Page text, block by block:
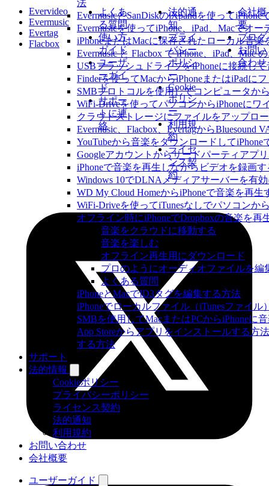
法
EvermusicとSanDiskのiXpandを使って
Evermusicを使ってiPhone、iPad、Macでオ
iPhoneまたはMacに保存されたローカル音楽
Evermusic と Flacbox で iPhone、iPad、
USBフラッシュドライブをiPhoneに接続し
Finderを使ってMacからiPhoneまたはiPadに
SMBプロトコルを使用してコンピュータか
WiFi-Driveを使ってパソコンからiPhoneに
クラウドストレージにファイルをアップロ
Evermusic、Flacbox、Evertagから
YouTubeから音楽をダウンロードして
Googleアカウントからサードパーティアプ
iPhoneで音楽を再生しながらビデオを録画
Windows 10でDLNAメディアサーバーを有
WD My Cloud HomeからiPhoneで音楽を再生
WiFi-Driveを使ってiTunesなしでパソコンか
オフライン時にiPhoneでDropboxの音楽を再
音楽をクラウドに移動する
音楽を楽しむ
オフライン再生用にダウンロード
プロのようにオーディオファイルを編
よくある質問
iPhoneとMacでID3タグを編集する方法
iPhoneでローカルファイル（iTunesファイル
SMBを使用してMacまたはPCからiPhoneに
App Storeからアプリをインストールする方
する方法
サポート
法的情報
Cookieポリシー
プライバシーポリシー
ライセンス契約
法的通知
利用規約
お問い合わせ
会社概要
ユーザーガイド
Evervideo
Evermusic
Evertag
Flacbox
よくあ
る質問
使い方
ガイド
ユーザ
ーガイ
ド
サポー
トに連
絡
法的通
知
プライ
バシー
ポリシ
ー
Cookie
ポリシ
ー
利用規
約
ライセ
ンス契
約
会社概
要
ブログ
お問い
合わせ